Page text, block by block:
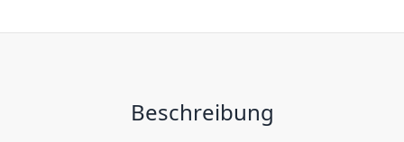
Beschreibung